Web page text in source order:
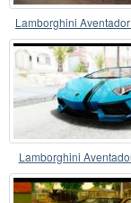
Lamborghini
Lamborghini
2012